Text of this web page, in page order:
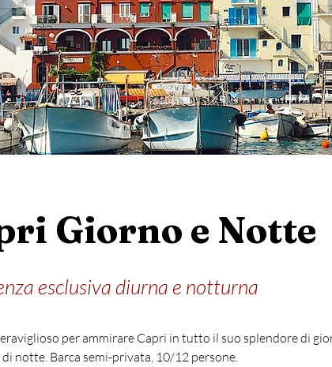
Giorno e Notte
esclusiva diurna e notturna
per ammirare Capri in tutto il suo splendore di
notte. Barca semi-privata, 10/12 persone.